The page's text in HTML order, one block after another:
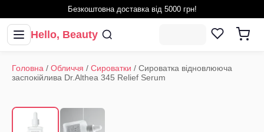
Безкоштовна доставка від 5000 грн!
Hello, Beauty
Головна / Обличчя / Сироватки / Сироватка відновлююча
заспокійлива Dr.Althea 345 Relief Serum